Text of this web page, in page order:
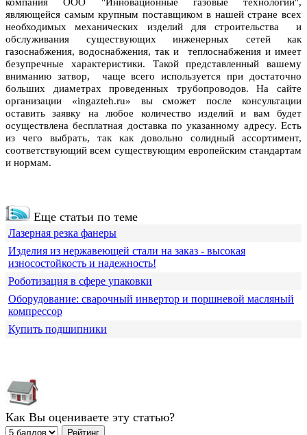
компания ООО "Инновационные газовые технологии",
являющейся самым крупным поставщиком в нашей стране всех
необходимых механических изделий для строительства и
обслуживания существующих инженерных сетей как
газоснабжения, водоснабжения, так и теплоснабжения и имеет
безупречные характеристики. Такой представленный вашему
вниманию затвор, чаще всего используется при достаточно
больших диаметрах проведенных трубопроводов. На сайте
организации «ingazteh.ru» вы сможет после консультации
оставить заявку на любое количество изделий и вам будет
осуществлена бесплатная доставка по указанному адресу. Есть
из чего выбрать, так как довольно солидный ассортимент,
соответствующий всем существующим европейским стандартам
и нормам.
Еще статьи по теме
Лазерная резка фанеры
Изделия из нержавеющей стали на заказ - высокая
износостойкость и надежность!
Роботизация в сфере упаковки
Оборудование: сварочный инвертор и поршневой масляный
компрессор
Купить подшипники
Как Вы оцениваете эту статью?